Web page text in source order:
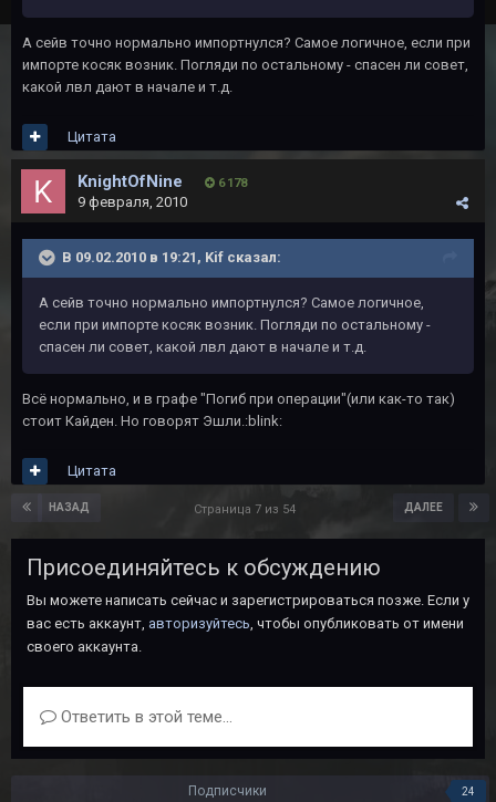
А сейв точно нормально импортнулся? Самое логичное, если при
импорте косяк возник. Погляди по остальному - спасен ли совет,
какой лвл дают в начале и т.д.
Цитата
KnightOfNine 6 178
9 февраля, 2010
В 09.02.2010 в 19:21, Kif сказал:
А сейв точно нормально импортнулся? Самое логичное,
если при импорте косяк возник. Погляди по остальному -
спасен ли совет, какой лвл дают в начале и т.д.
Всё нормально, и в графе "Погиб при операции"(или как-то так)
стоит Кайден. Но говорят Эшли.:blink:
Цитата
НАЗАД ДАЛЕЕ
Страница 7 из 54
Присоединяйтесь к обсуждению
Вы можете написать сейчас и зарегистрироваться позже. Если у
вас есть аккаунт, авторизуйтесь, чтобы опубликовать от имени
своего аккаунта.
Ответить в этой теме...
Подписчики 24